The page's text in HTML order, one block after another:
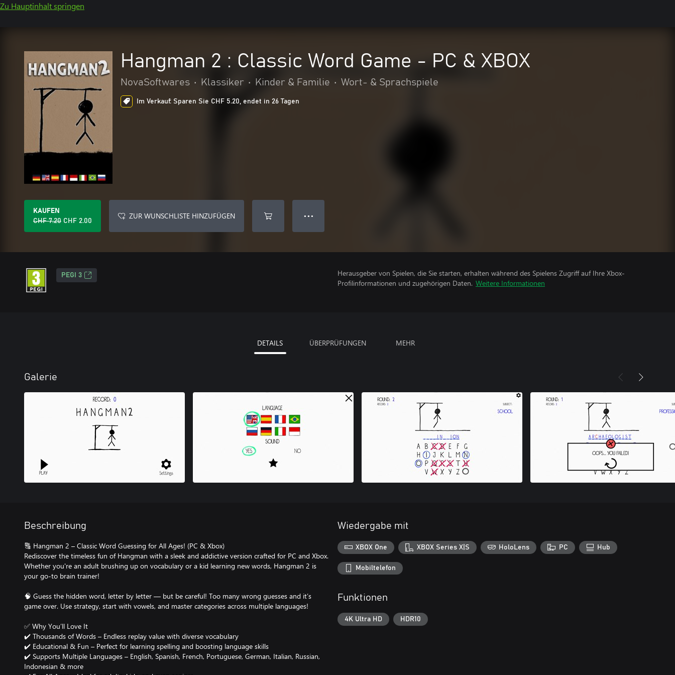
Zu Hauptinhalt springen
Hangman 2 : Classic Word Game - PC & XBOX
NovaSoftwares • Klassiker • Kinder & Familie • Wort- & Sprachspiele
Im Verkauf: Sparen Sie CHF 5.20, endet in 26 Tagen
KAUFEN
CHF 7.20 CHF 2.00
ZUR WUNSCHLISTE HINZUFÜGEN ● ● ●
PEGI 3
Herausgeber von Spielen, die Sie starten, erhalten während des Spielens Zugriff auf Ihre Xbox-
Profilinformationen und zugehörigen Daten. Weitere Informationen
DETAILS ÜBERPRÜFUNGEN MEHR
Galerie
Beschreibung
🔠 Hangman 2 – Classic Word Guessing for All Ages! (PC & Xbox)
Rediscover the timeless fun of Hangman with a sleek and addictive version crafted for PC and Xbox.
Whether you're an adult brushing up on vocabulary or a kid learning new words, Hangman 2 is
your go-to brain trainer!
🧠 Guess the hidden word, letter by letter — but be careful! Too many wrong guesses and it’s
game over. Use strategy, start with vowels, and master categories across multiple languages!
✅ Why You’ll Love It
✔️ Thousands of Words – Endless replay value with diverse vocabulary
✔️ Educational & Fun – Perfect for learning spelling and boosting language skills
✔️ Supports Multiple Languages – English, Spanish, French, Portuguese, German, Italian, Russian,
Indonesian & more
Wiedergabe mit
XBOX One XBOX Series X|S HoloLens PC Hub
Mobiltelefon
Funktionen
4K Ultra HD HDR10